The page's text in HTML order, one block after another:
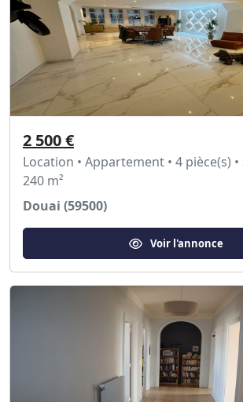
2 500 €
Location • Appartement • 4 pièce(s)
240 m²
Douai (59500)
Voir l'annonce